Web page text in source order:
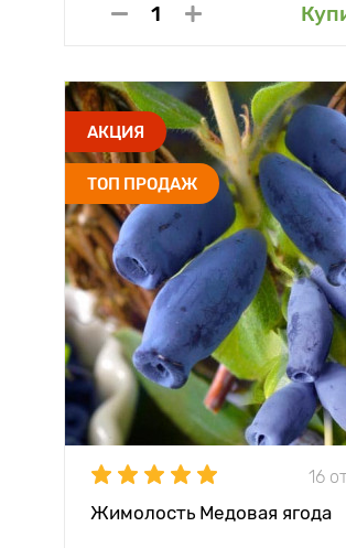
АКЦИЯ
ТОП ПРОДАЖ
16
Жимолость Медовая ягода